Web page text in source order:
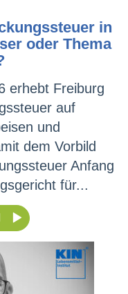
in
oder Thema
erhebt Freiburg
auf
und
dem Vorbild
Anfang
für...